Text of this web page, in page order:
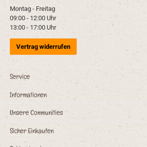
Sicher Einkaufen
Service
Informationen
Montag - Freitag
09:00 - 12:00 Uhr
13:00 - 17:00 Uhr
Vertrag widerrufen
Unsere Communities